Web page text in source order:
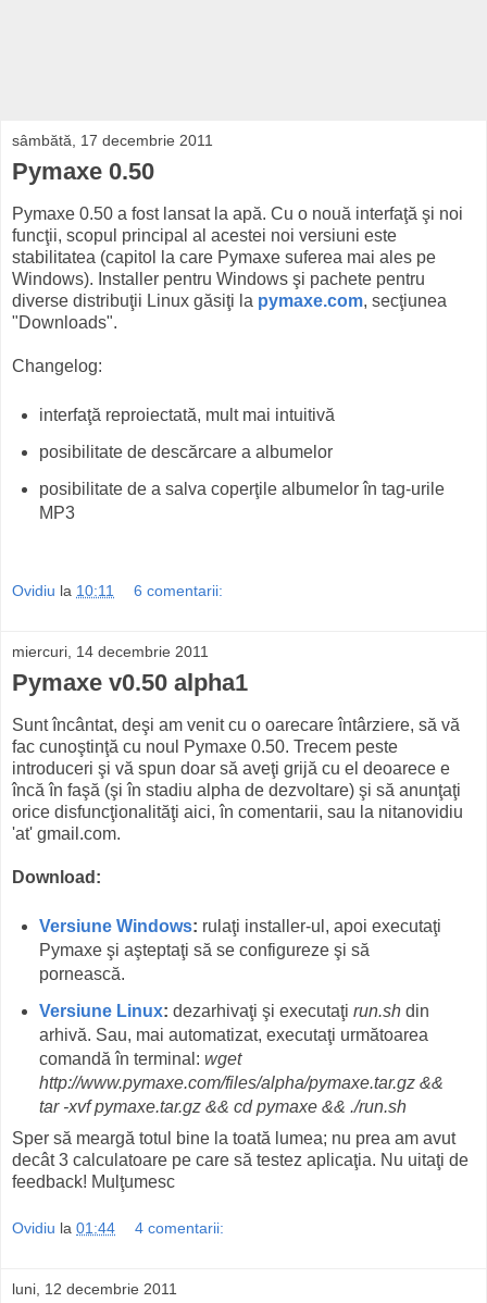
sâmbătă, 17 decembrie 2011
Pymaxe 0.50
Pymaxe 0.50 a fost lansat la apă. Cu o nouă interfaţă şi noi
funcţii, scopul principal al acestei noi versiuni este
stabilitatea (capitol la care Pymaxe suferea mai ales pe
Windows). Installer pentru Windows şi pachete pentru
diverse distribuţii Linux găsiţi la pymaxe.com, secţiunea
"Downloads".
Changelog:
interfaţă reproiectată, mult mai intuitivă
posibilitate de descărcare a albumelor
posibilitate de a salva coperţile albumelor în tag-urile
MP3
Ovidiu la 10:11 6 comentarii:
miercuri, 14 decembrie 2011
Pymaxe v0.50 alpha1
Sunt încântat, deşi am venit cu o oarecare întârziere, să vă
fac cunoştinţă cu noul Pymaxe 0.50. Trecem peste
introduceri şi vă spun doar să aveţi grijă cu el deoarece e
încă în faşă (şi în stadiu alpha de dezvoltare) şi să anunţaţi
orice disfuncţionalităţi aici, în comentarii, sau la nitanovidiu
'at' gmail.com.
Download:
Versiune Windows: rulaţi installer-ul, apoi executaţi
Pymaxe şi aşteptaţi să se configureze şi să
pornească.
Versiune Linux: dezarhivaţi şi executaţi run.shdin
arhivă. Sau, mai automatizat, executaţi următoarea
comandă în terminal: wget
http://www.pymaxe.com/files/alpha/pymaxe.tar.gz &&
tar -xvf pymaxe.tar.gz && cd pymaxe && ./run.sh
Sper să meargă totul bine la toată lumea; nu prea am avut
decât 3 calculatoare pe care să testez aplicaţia. Nu uitaţi de
feedback! Mulţumesc
Ovidiu la 01:44 4 comentarii:
luni, 12 decembrie 2011